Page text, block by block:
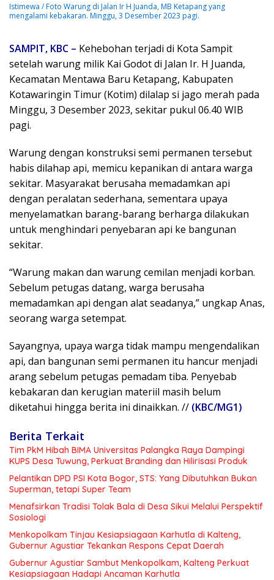
Istimewa / Foto Warung di Jalan Ir H Juanda, MB Ketapang yang
mengalami kebakaran. Minggu, 3 Desember 2023 pagi.
SAMPIT, KBC – Kehebohan terjadi di Kota Sampit
setelah warung milik Kai Godot di Jalan Ir. H Juanda,
Kecamatan Mentawa Baru Ketapang, Kabupaten
Kotawaringin Timur (Kotim) dilalap si jago merah pada
Minggu, 3 Desember 2023, sekitar pukul 06.40 WIB
pagi.
Warung dengan konstruksi semi permanen tersebut
habis dilahap api, memicu kepanikan di antara warga
sekitar. Masyarakat berusaha memadamkan api
dengan peralatan sederhana, sementara upaya
menyelamatkan barang-barang berharga dilakukan
untuk menghindari penyebaran api ke bangunan
sekitar.
“Warung makan dan warung cemilan menjadi korban.
Sebelum petugas datang, warga berusaha
memadamkan api dengan alat seadanya,” ungkap Anas,
seorang warga setempat.
Sayangnya, upaya warga tidak mampu mengendalikan
api, dan bangunan semi permanen itu hancur menjadi
arang sebelum petugas pemadam tiba. Penyebab
kebakaran dan kerugian materiil masih belum
diketahui hingga berita ini dinaikkan. // (KBC/MG1)
Berita Terkait
Tim PkM Hibah BIMA Universitas Palangka Raya Dampingi
KUPS Desa Tuwung, Perkuat Branding dan Hilirisasi Produk
Pelantikan DPD PSI Kota Bogor, STS: Yang Dibutuhkan Bukan
Superman, tetapi Super Team
Menafsirkan Tradisi Tolak Bala di Desa Sikui Melalui Perspektif
Sosiologi
Menkopolkam Tinjau Kesiapsiagaan Karhutla di Kalteng,
Gubernur Agustiar Tekankan Respons Cepat Daerah
Gubernur Agustiar Sambut Menkopolkam, Kalteng Perkuat
Kesiapsiagaan Hadapi Ancaman Karhutla